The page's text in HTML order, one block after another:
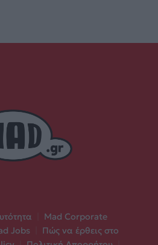
Mad Corporate
Jobs
Πώς να έρθεις στο